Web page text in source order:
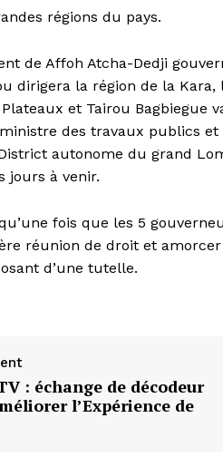
régions du pays.
de Affoh Atcha-Dedji
dirigera la région de la
et Tairou Bagbiegue
des travaux publics et
autonome du grand
jours à venir.
fois que les 5
réunion de droit et
d’une tutelle.
: échange de décodeur
l’Expérience de